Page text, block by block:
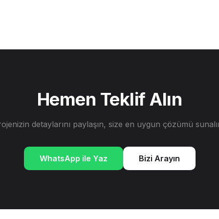
Hemen Teklif Alın
detaylarını paylaşın, size en uygun çözümü
WhatsApp ile Yaz Bizi Arayın